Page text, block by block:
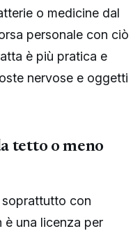
o medicine dal
personale con ciò
è più pratica e
nervose e oggetti
tetto o meno
con
è una licenza per